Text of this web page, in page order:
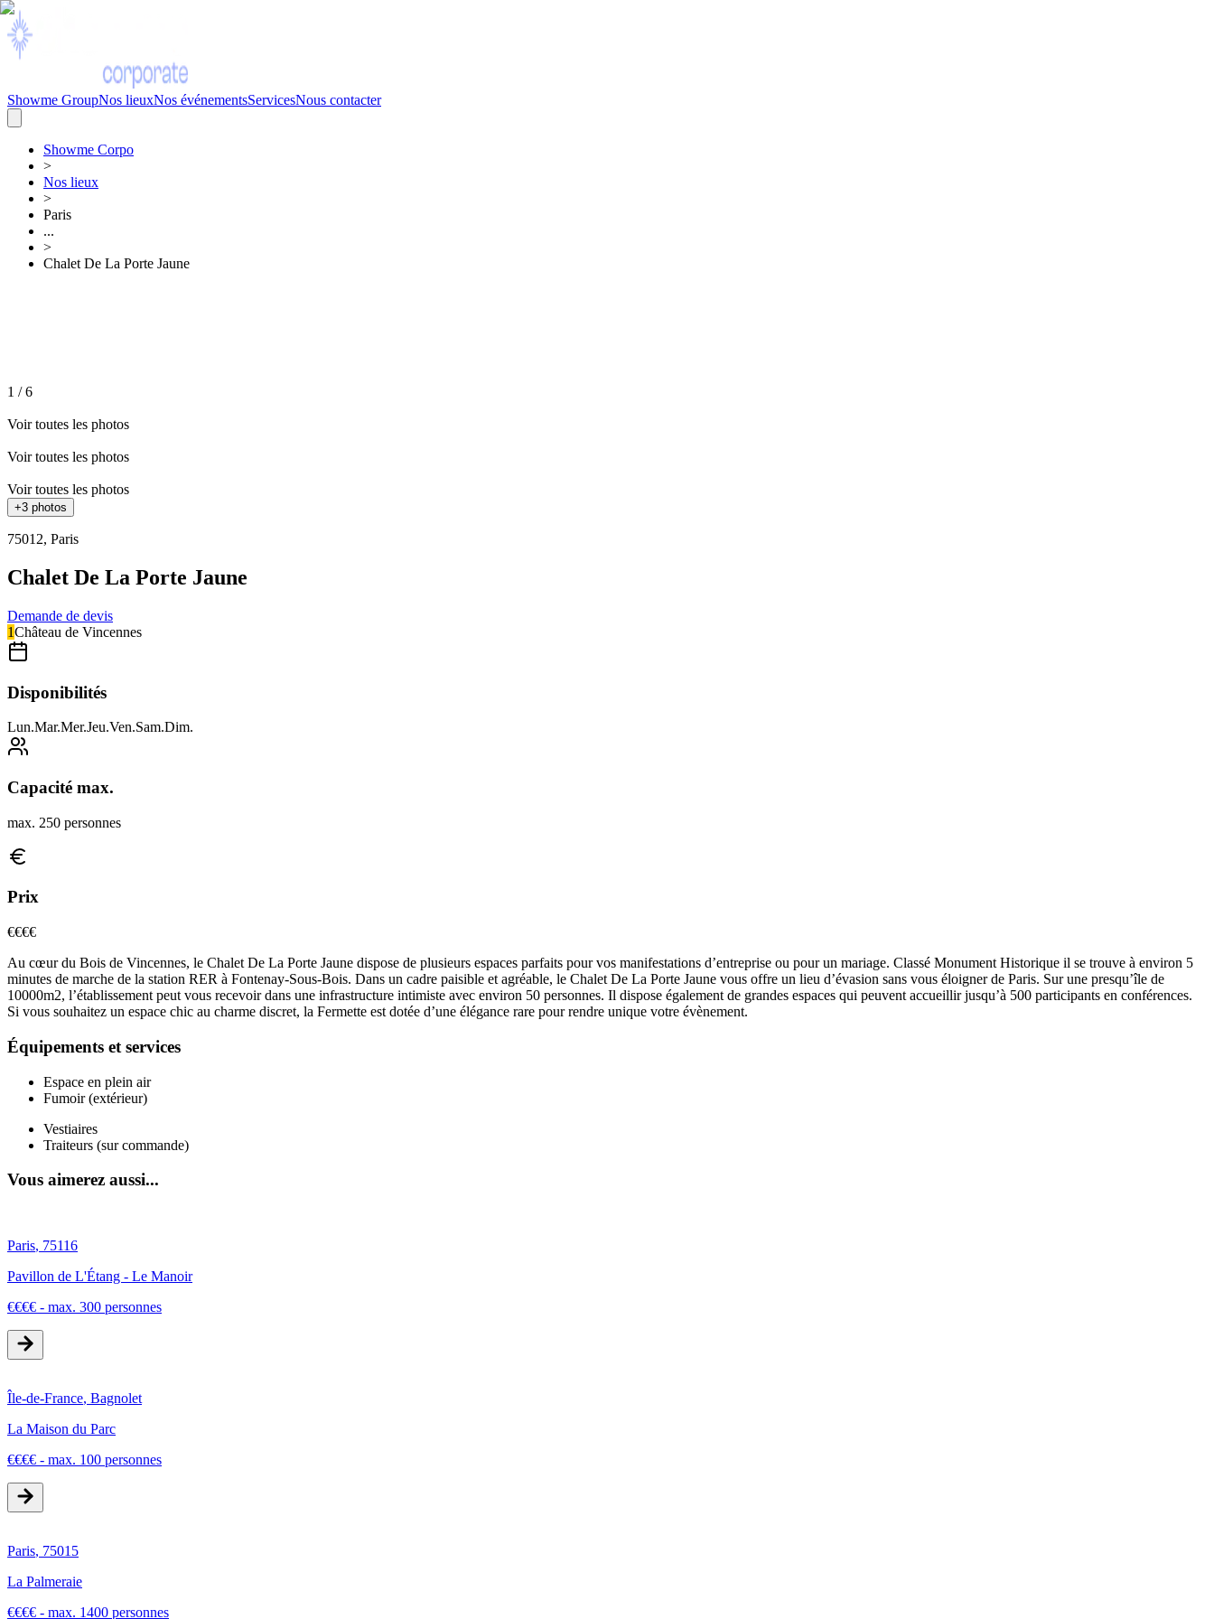
Showme GroupNos lieuxNos événementsServicesNous contacter
Showme Corpo
>
Nos lieux
>
Paris
...
>
Chalet De La Porte Jaune
1 /6
Voir toutes les photos
Voir toutes les photos
Voir toutes les photos
+3 photos
75012, Paris
Chalet De La Porte Jaune
Demande de devis
1Château de Vincennes
Disponibilités
Lun.Mar.Mer.Jeu.Ven.Sam.Dim.
Capacité max.
max. 250 personnes
Prix
€€€€
Au cœur du Bois de Vincennes, le Chalet De La Porte Jaune dispose de plusieurs espaces parfaits pour vos manifestations d’entreprise ou pour un mariage. Classé Monument Historique il se trouve à environ 5
minutes de marche de la station RER à Fontenay-Sous-Bois. Dans un cadre paisible et agréable, le Chalet De La Porte Jaune vous offre un lieu d’évasion sans vous éloigner de Paris. Sur une presqu’île de
10000m2, l’établissement peut vous recevoir dans une infrastructure intimiste avec environ 50 personnes. Il dispose également de grandes espaces qui peuvent accueillir jusqu’à 500 participants en conférences.
Si vous souhaitez un espace chic au charme discret, la Fermette est dotée d’une élégance rare pour rendre unique votre évènement.
Équipements et services
Espace en plein air
Fumoir (extérieur)
Vestiaires
Traiteurs (sur commande)
Vous aimerez aussi...
Paris, 75116
Pavillon de L'Étang - Le Manoir
€€€€ - max. 300 personnes
Île-de-France, Bagnolet
La Maison du Parc
€€€€ - max. 100 personnes
Paris, 75015
La Palmeraie
€€€€ - max. 1400 personnes